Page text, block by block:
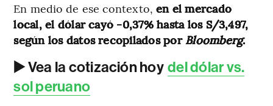
En medio de ese contexto, en el mercado
local, el dólar cayó -0,37% hasta los S/3,497,
según los datos recopilados porBloomberg.
▶️ Vea la cotización hoy del dólar vs.
sol peruano